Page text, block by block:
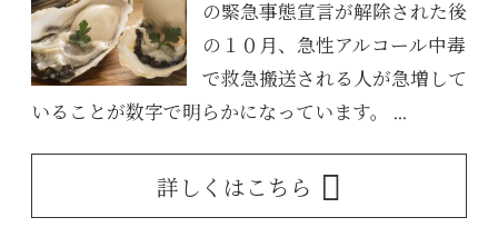
の緊急事態宣言が解除された後
の１０月、急性アルコール中毒
で救急搬送される人が急増して
いることが数字で明らかになっています。 ...
詳しくはこちら